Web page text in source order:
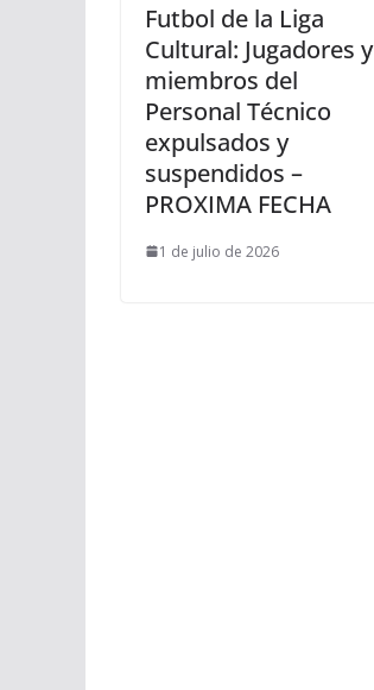
Futbol de la Liga
Cultural: Jugadores y
miembros del
Personal Técnico
expulsados y
suspendidos –
PROXIMA FECHA
1 de julio de 2026